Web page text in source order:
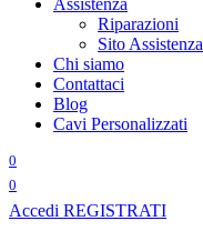
Riparazioni
Sito Assistenza
Chi siamo
Contattaci
Blog
Cavi Personalizzati
0
0
Accedi REGISTRATI